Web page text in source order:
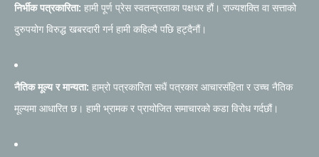
निर्भीक पत्रकारिता: हामी पूर्ण प्रेस स्वतन्त्रताका पक्षधर हौं। राज्यशक्ति वा सत्ताको
दुरुपयोग विरुद्ध खबरदारी गर्न हामी कहिल्यै पछि हट्दैनौं।
नैतिक मूल्य र मान्यता: हाम्रो पत्रकारिता सधैं पत्रकार आचारसंहिता र उच्च नैतिक
मूल्यमा आधारित छ। हामी भ्रामक र प्रायोजित समाचारको कडा विरोध गर्दछौं।